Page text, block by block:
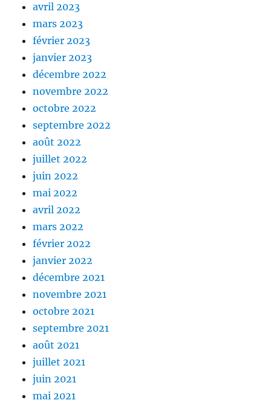
avril 2023
mars 2023
février 2023
janvier 2023
décembre 2022
novembre 2022
octobre 2022
septembre 2022
août 2022
juillet 2022
juin 2022
mai 2022
avril 2022
mars 2022
février 2022
janvier 2022
décembre 2021
novembre 2021
octobre 2021
septembre 2021
août 2021
juillet 2021
juin 2021
mai 2021